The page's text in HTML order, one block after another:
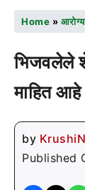
Home » आरोग्य
भिजवलेले
माहित
by
Published